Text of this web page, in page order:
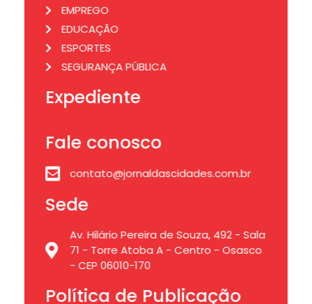
EMPREGO
EDUCAÇÃO
ESPORTES
SEGURANÇA PÚBLICA
Expediente
Fale conosco
contato@jornaldascidades.com.br
Sede
Av. Hilário Pereira de Souza, 492 - Sala
71 - Torre Atoba A - Centro - Osasco
- CEP 06010-170
Política de Publicação